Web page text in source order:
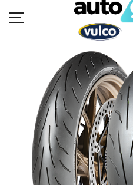
MOTO GUME
AUTO GUME
BUKVAR GUMA
KATALOZI
KONTAKT